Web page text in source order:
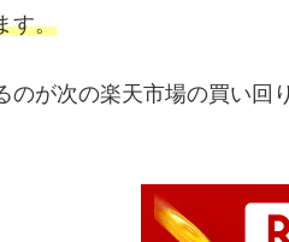
す。
のが次の楽天市場の買い回